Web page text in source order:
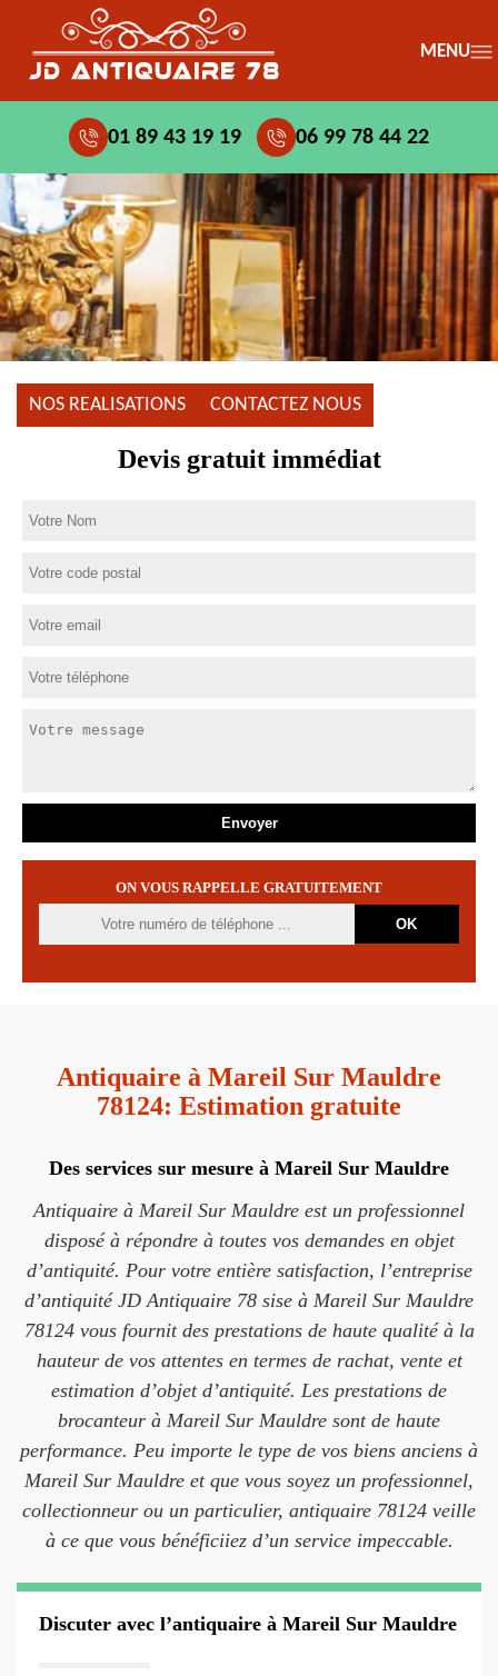
MENU
01 89 43 19 19 06 99 78 44 22
NOS REALISATIONS CONTACTEZ NOUS
Devis gratuit immédiat
ON VOUS RAPPELLE GRATUITEMENT
Antiquaire à Mareil Sur Mauldre
78124: Estimation gratuite
Des services sur mesure à Mareil Sur Mauldre
Antiquaire à Mareil Sur Mauldre est un professionnel
disposé à répondre à toutes vos demandes en objet
d’antiquité. Pour votre entière satisfaction, l’entreprise
d’antiquité JD Antiquaire 78 sise à Mareil Sur Mauldre
78124 vous fournit des prestations de haute qualité à la
hauteur de vos attentes en termes de rachat, vente et
estimation d’objet d’antiquité. Les prestations de
brocanteur à Mareil Sur Mauldre sont de haute
performance. Peu importe le type de vos biens anciens à
Mareil Sur Mauldre et que vous soyez un professionnel,
collectionneur ou un particulier, antiquaire 78124 veille
à ce que vous bénéficiiez d’un service impeccable.
Discuter avec l’antiquaire à Mareil Sur Mauldre